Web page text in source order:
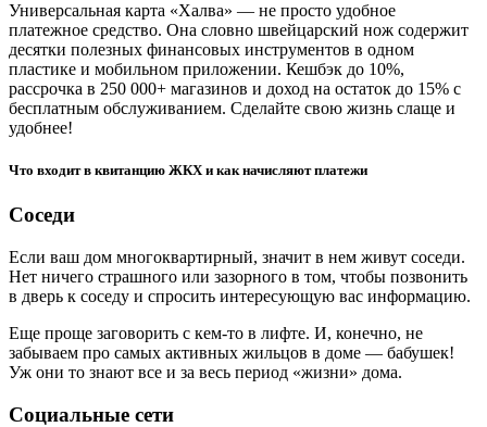
Универсальная карта «Халва» — не просто удобное
платежное средство. Она словно швейцарский нож содержит
десятки полезных финансовых инструментов в одном
пластике и мобильном приложении. Кешбэк до 10%,
рассрочка в 250 000+ магазинов и доход на остаток до 15% с
бесплатным обслуживанием. Сделайте свою жизнь слаще и
удобнее!
Что входит в квитанцию ЖКХ и как начисляют платежи
Соседи
Если ваш дом многоквартирный, значит в нем живут соседи.
Нет ничего страшного или зазорного в том, чтобы позвонить
в дверь к соседу и спросить интересующую вас информацию.
Еще проще заговорить с кем-то в лифте. И, конечно, не
забываем про самых активных жильцов в доме — бабушек!
Уж они то знают все и за весь период «жизни» дома.
Социальные сети